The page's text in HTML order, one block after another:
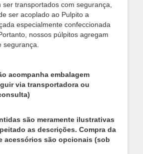
ser transportados com segurança,
ser acoplado ao Pulpito a
especialmente confeccionada
nossos púlpitos agregam
segurança.
acompanha embalagem
via transportadora ou
são meramente ilustrativas
as descrições. Compra da
acessórios são opcionais (sob